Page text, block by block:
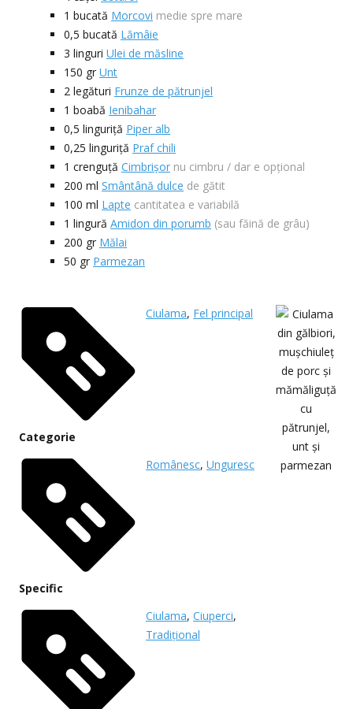
1 bucată Morcovi medie spre mare
0,5 bucată Lămâie
3 linguri Ulei de măsline
150 gr Unt
2 legături Frunze de pătrunjel
1 boabă Ienibahar
0,5 linguriță Piper alb
0,25 linguriță Praf chili
1 crenguță Cimbrișor nu cimbru / dar e opțional
200 ml Smântână dulce de gătit
100 ml Lapte cantitatea e variabilă
1 lingură Amidon din porumb (sau făină de grâu)
200 gr Mălai
50 gr Parmezan
Categorie
Ciulama, Fel principal
Specific
Românesc, Unguresc
Ciulama, Ciuperci,
Tradițional